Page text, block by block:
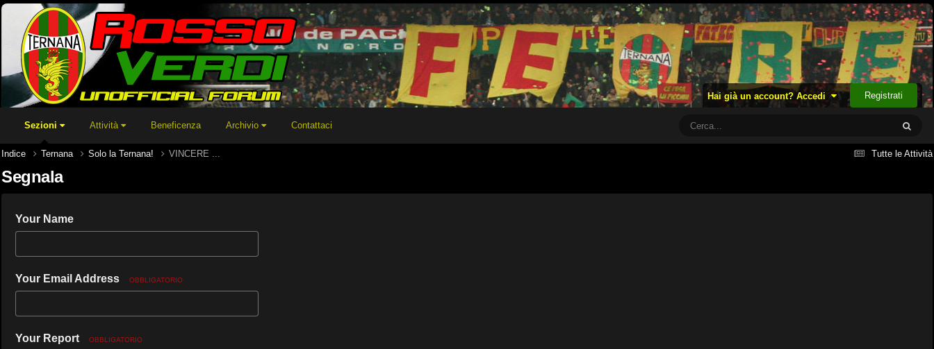
Hai già un account? Accedi Registrati
Sezioni Attività Beneficenza Archivio Contattaci
Tutte le Attività
Indice Ternana Solo la Ternana! VINCERE ...
Segnala
Your Name
Your Email Address OBBLIGATORIO
Your Report OBBLIGATORIO